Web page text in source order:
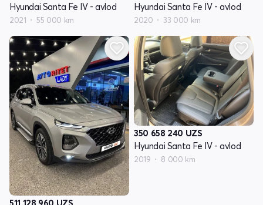
Hyundai Santa Fe IV - avlod
2021 55 000 km
Hyundai Santa Fe IV - avlod
2020 33 000 km
511 128 960 UZS
350 658 240 UZS
Hyundai Santa Fe IV - avlod
2019 8 000 km